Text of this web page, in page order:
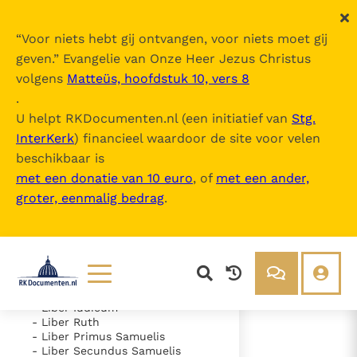
“Voor niets hebt gij ontvangen, voor niets moet gij
geven.” Evangelie van Onze Heer Jezus Christus
volgens Matteüs, hoofdstuk 10, vers 8
.
U helpt RKDocumenten.nl (een initiatief van Stg.
InterKerk) financieel waardoor de site voor velen
beschikbaar is
met een donatie van 10 euro, of met een ander,
groter, eenmalig bedrag.
Lezen
Documenten
Over ons
Nova Vulgata
Inhoudsopgave
uitklappen
- Vetus Testamentum
- Liber Exodus
- Liber Numeri
- Liber Deuteronomii
- Liber Iudicum
- Liber Ruth
- Liber Primus Samuelis
- Liber Secundus Samuelis
- Caput 58